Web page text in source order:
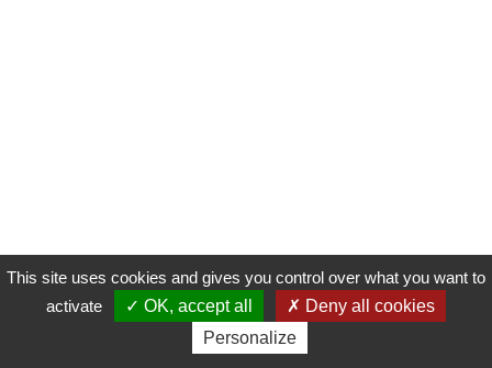
This site uses cookies and gives you control over what you want to
activate
OK, accept all
Deny all cookies
Personalize